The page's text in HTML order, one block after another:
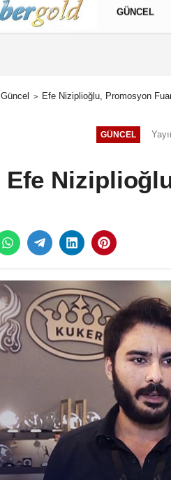
English العربيةGÜNCEL
Güncel Efe Niziplioğlu, Promosyon
GÜNCEL
Efe